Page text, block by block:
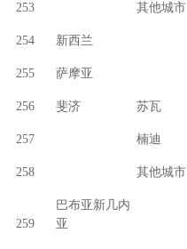
253 其他城市
254 新西兰
255 萨摩亚
256 斐济 苏瓦
257 楠迪
258 其他城市
259
巴布亚新几内
亚